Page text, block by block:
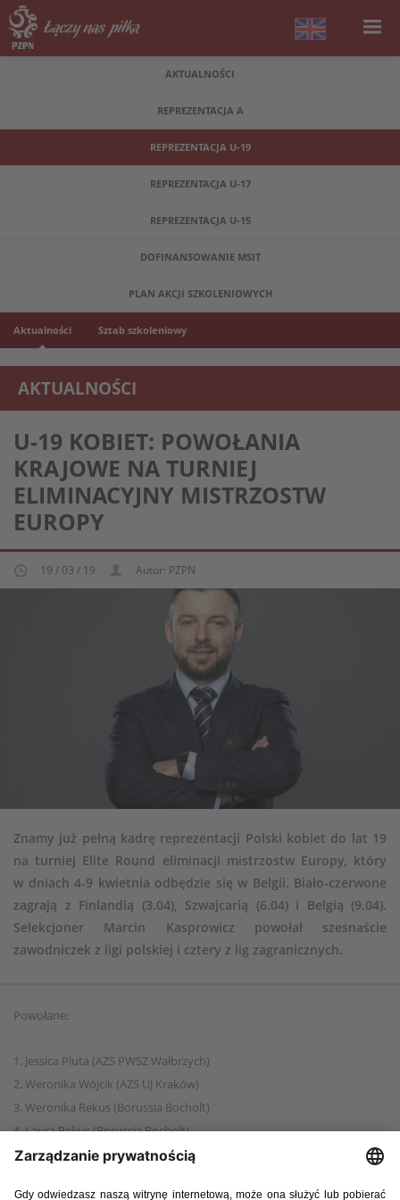
AKTUALNOŚCI
REPREZENTACJA A
REPREZENTACJA U-19
REPREZENTACJA U-17
REPREZENTACJA U-15
DOFINANSOWANIE MSIT
PLAN AKCJI SZKOLENIOWYCH
Aktualności Sztab szkoleniowy
AKTUALNOŚCI
REPREZENTACJA KOBIECA U-19
U-19 KOBIET: POWOŁANIA
KRAJOWE NA TURNIEJ
ELIMINACYJNY MISTRZOSTW
EUROPY
19 / 03 / 19 Autor: PZPN
Znamy już pełną kadrę reprezentacji Polski kobiet do lat 19
na turniej Elite Round eliminacji mistrzostw Europy, który
w dniach 4-9 kwietnia odbędzie się w Belgii. Biało-czerwone
zagrają z Finlandią (3.04), Szwajcarią (6.04) i Belgią (9.04).
Selekcjoner Marcin Kasprowicz powołał szesnaście
zawodniczek z ligi polskiej i cztery z lig zagranicznych.
Powołane:
1. Jessica Pluta (AZS PWSZ Wałbrzych)
2. Weronika Wójcik (AZS UJ Kraków)
3. Weronika Rekus (Borussia Bocholt)
4. Laura Rekus (Borussia Bocholt)
5. Joanna Węcławek (Czarni Sosnowiec)